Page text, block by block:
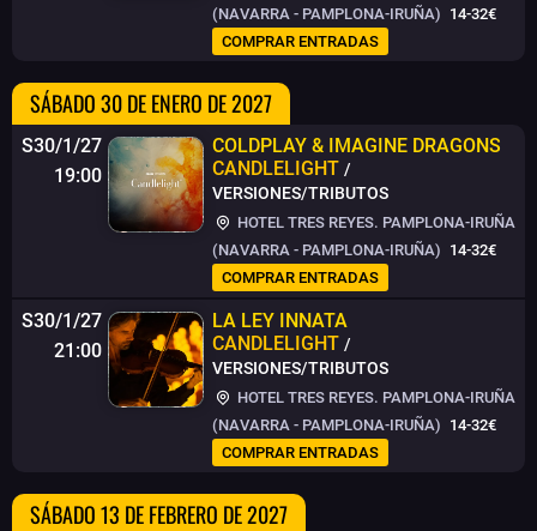
(NAVARRA - PAMPLONA-IRUÑA) 14-32€
COMPRAR ENTRADAS
SÁBADO 30 DE ENERO DE 2027
S30/1/27
19:00
COLDPLAY & IMAGINE DRAGONS
CANDLELIGHT /
VERSIONES/TRIBUTOS
HOTEL TRES REYES. PAMPLONA-IRUÑA
(NAVARRA - PAMPLONA-IRUÑA) 14-32€
COMPRAR ENTRADAS
S30/1/27
21:00
LA LEY INNATA
CANDLELIGHT /
VERSIONES/TRIBUTOS
HOTEL TRES REYES. PAMPLONA-IRUÑA
(NAVARRA - PAMPLONA-IRUÑA) 14-32€
COMPRAR ENTRADAS
SÁBADO 13 DE FEBRERO DE 2027